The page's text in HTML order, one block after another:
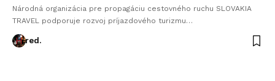
Národná organizácia pre propagáciu cestovného ruchu SLOVAKIA
TRAVEL podporuje rozvoj príjazdového turizmu…
red.